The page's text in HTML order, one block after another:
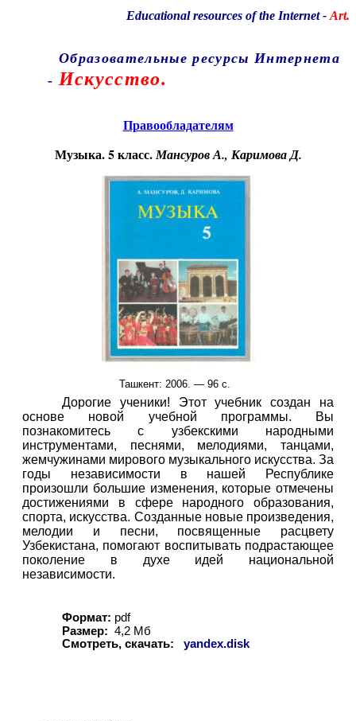
Educational resources of the Internet- Art.
Образовательные ресурсы Интернета
- Искусство.
Правообладателям
Музыка. 5 класс.Мансуров А., Каримова Д.
Ташкент: 2006. — 96 с.
Дорогие ученики! Этот учебник создан на
основе новой учебной программы. Вы
познакомитесь с узбекскими народными
инструментами, песнями, мелодиями, танцами,
жемчужинами мирового музыкального искусства. За
годы независимости в нашей Республике
произошли большие изменения, которые отмечены
достижениями в сфере народного образования,
спорта, искусства. Созданные новые произведения,
мелодии и песни, посвященные расцвету
Узбекистана, помогают воспитывать подрастающее
поколение в духе идей национальной
независимости.
Формат: pdf
Размер: 4,2 Мб
Смотреть, скачать:
yandex.disk